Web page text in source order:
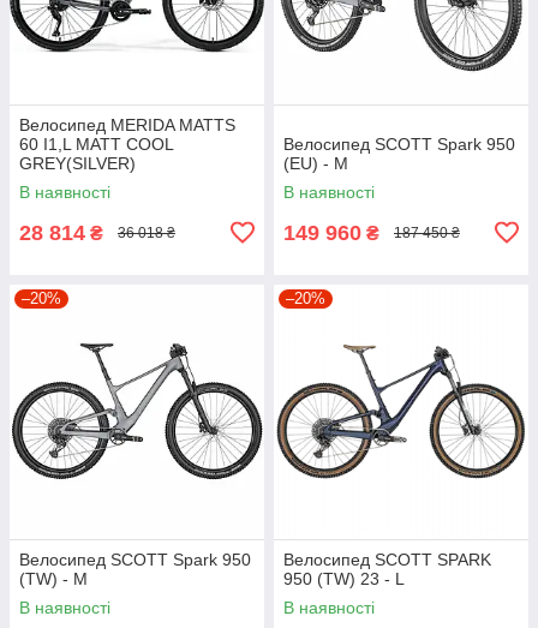
Велосипед MERIDA MATTS
60 I1,L MATT COOL
GREY(SILVER)
В наявності
28 814 ₴ 36 018 ₴
Велосипед SCOTT Spark 950
(EU) - M
В наявності
149 960 ₴ 187 450 ₴
–20%
Велосипед SCOTT Spark 950
(TW) - M
В наявності
–20%
Велосипед SCOTT SPARK
950 (TW) 23 - L
В наявності